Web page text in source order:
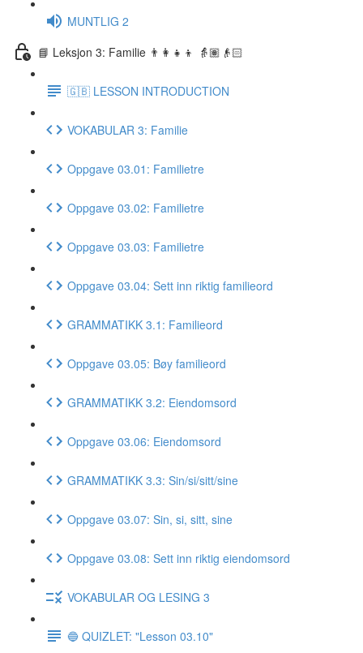
MUNTLIG 2
📘 Leksjon 3: Familie 👨‍👩‍👧‍👦 👵🏽👴🏻
🇬🇧 LESSON INTRODUCTION
VOKABULAR 3: Familie
Oppgave 03.01: Familietre
Oppgave 03.02: Familietre
Oppgave 03.03: Familietre
Oppgave 03.04: Sett inn riktig familieord
GRAMMATIKK 3.1: Familieord
Oppgave 03.05: Bøy familieord
GRAMMATIKK 3.2: Eiendomsord
Oppgave 03.06: Eiendomsord
GRAMMATIKK 3.3: Sin/si/sitt/sine
Oppgave 03.07: Sin, si, sitt, sine
Oppgave 03.08: Sett inn riktig eiendomsord
VOKABULAR OG LESING 3
🔵 QUIZLET: "Lesson 03.10"